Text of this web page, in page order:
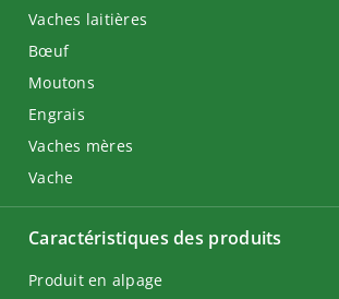
Vaches laitières
Bœuf
Moutons
Engrais
Vaches mères
Vache
Caractéristiques des produits
Produit en alpage